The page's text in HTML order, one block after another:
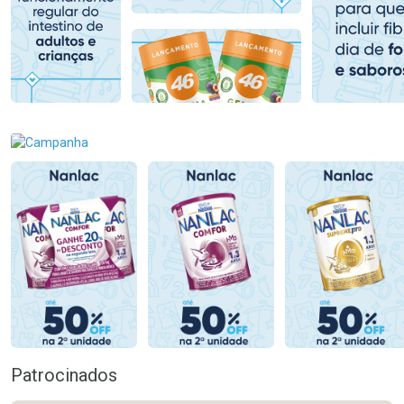
Comprar sem Desconto
Por R$ 153,99/cada
Comprar sem Desconto
Por R$ 153,99/cada
Comprar sem Desconto
Por R$ 107,99/cada
Comprar sem Desconto
Por R$ 107,99/cada
Patrocinados